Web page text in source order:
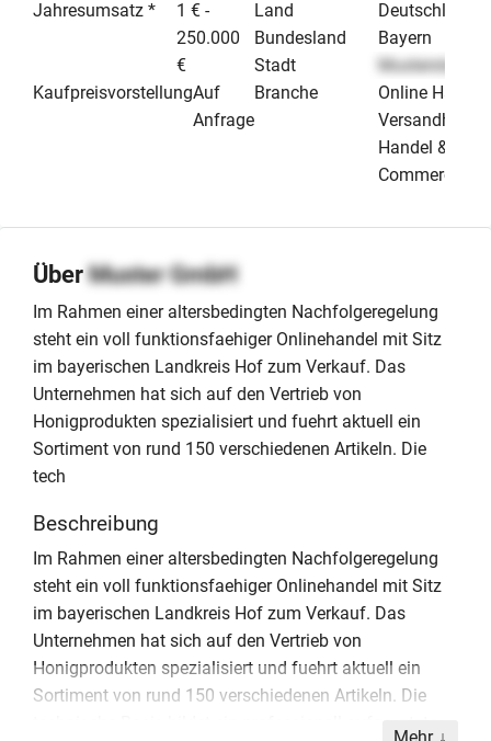
Jahresumsatz *
1 € -
250.000
€
KaufpreisvorstellungAuf
Anfrage
Land
Deutschland
Bundesland
Bayern
Stadt
Musterstadt
Branche
Online
Handel & E-
Commerce
ÜberMuster GmbH
Im Rahmen einer altersbedingten Nachfolgeregelung
steht ein voll funktionsfaehiger Onlinehandel mit Sitz
im bayerischen Landkreis Hof zum Verkauf. Das
Unternehmen hat sich auf den Vertrieb von
Honigprodukten spezialisiert und fuehrt aktuell ein
Sortiment von rund 150 verschiedenen Artikeln. Die
tech
Beschreibung
Im Rahmen einer altersbedingten Nachfolgeregelung
steht ein voll funktionsfaehiger Onlinehandel mit Sitz
im bayerischen Landkreis Hof zum Verkauf. Das
Unternehmen hat sich auf den Vertrieb von
Honigprodukten spezialisiert und fuehrt aktuell ein
Sortiment von rund 150 verschiedenen Artikeln. Die